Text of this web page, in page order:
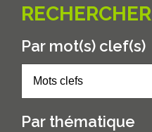
RECHERCHER
Par mot(s) clef(s)
Par thématique